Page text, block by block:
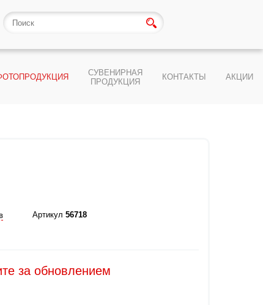
СУВЕНИРНАЯ
ПРОДУКЦИЯ
КОНТАКТЫ АКЦИИ
Артикул 56718
за обновлением